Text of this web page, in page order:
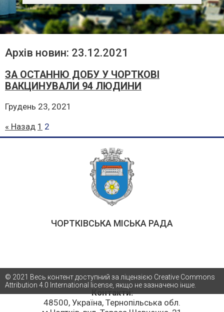
Архів новин: 23.12.2021
ЗА ОСТАННЮ ДОБУ У ЧОРТКОВІ
ВАКЦИНУВАЛИ 94 ЛЮДИНИ
Грудень 23, 2021
« Назад 1 2
ЧОРТКІВСЬКА МІСЬКА РАДА
Контакти:
48500, Україна, Тернопільська обл.
© 2021 Весь контент доступний за ліцензією Creative Commons
Attribution 4.0 International license, якщо не зазначено інше.